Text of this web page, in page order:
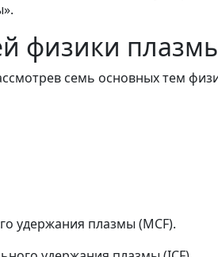
физики
семь основных тем
удержания плазмы (MCF).